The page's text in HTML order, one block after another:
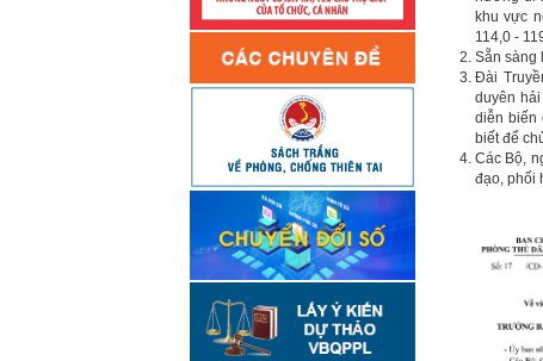
khu vực
114,0 -
Sẵn sàng
Đài
duyên
diễn biến
biết để
Các Bộ,
đạo, phối